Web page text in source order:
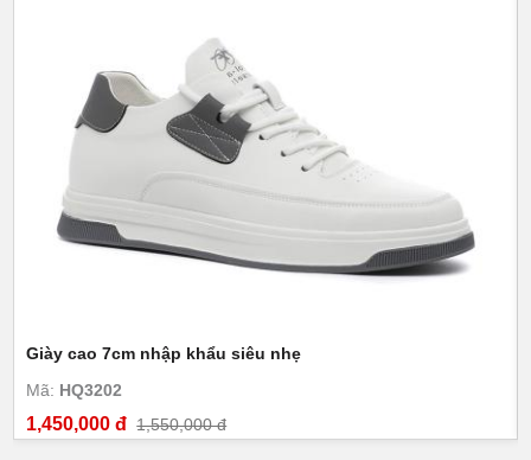
Giày cao 7cm nhập khẩu siêu nhẹ
Mã: HQ3202
1,450,000 đ 1,550,000 đ